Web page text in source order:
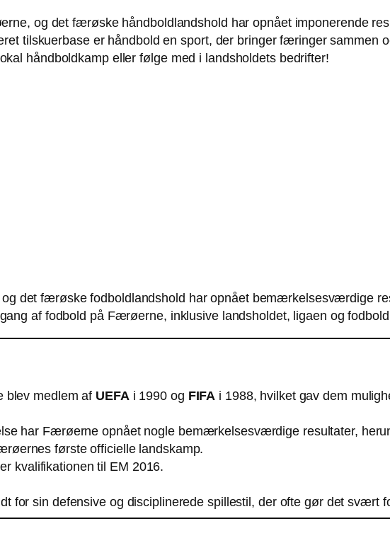
og det færøske håndboldlandshold har opnået imponerende
tilskuerbase er håndbold en sport, der bringer færinger sammen
håndboldkamp eller følge med i landsholdets bedrifter!
og det færøske fodboldlandshold har opnået bemærkelsesværdige
af fodbold på Færøerne, inklusive landsholdet, ligaen og
blev medlem af UEFAi 1990 og FIFA i 1988, hvilket gav dem
har Færøerne opnået nogle bemærkelsesværdige resultater,
første officielle landskamp.
kvalifikationen til EM 2016.
for sin defensive og disciplinerede spillestil, der ofte gør det svært